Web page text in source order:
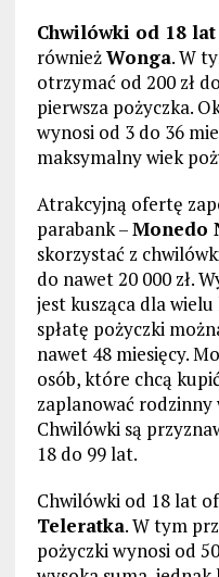
Chwilówki od 18
równieżWonga. W
otrzymać od 200 zł
pierwsza pożyczka.
wynosi od 3 do 36
maksymalny wiek
Atrakcyjną ofertę
parabank –Monedo
skorzystać z
do nawet 20 000 zł.
jest kusząca dla wielu
spłatę pożyczki
nawet 48 miesięcy.
osób, które chcą
zaplanować rodzinny
Chwilówki są
18 do 99 lat.
Chwilówki od 18 lat
Teleratka. W tym
pożyczki wynosi od